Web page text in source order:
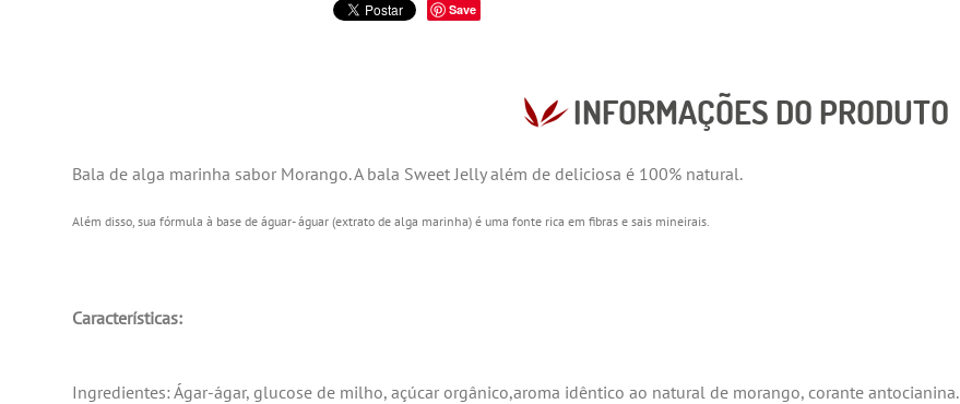
Save
INFORMAÇÕES DO PRODUTO
Bala de alga marinha sabor Morango. A bala Sweet Jelly além de deliciosa é 100% natural.
Além disso, sua fórmula à base de águar- águar (extrato de alga marinha) é uma fonte rica em fibras e sais mineirais.
Características:
Ingredientes: Ágar-ágar, glucose de milho, açúcar orgânico,aroma idêntico ao natural de morango, corante antocianina.